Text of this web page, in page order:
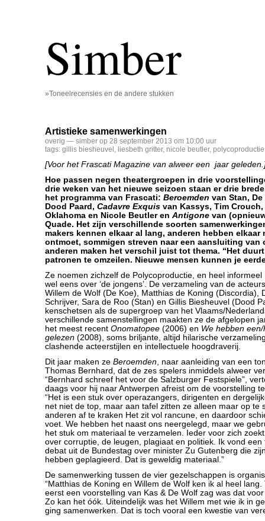
Simber
»Toneelrecensies en de andere stukken
Artistieke samenwerkingen
overig — simber op 28 september 2013 om 10:00 uur
tags: gillis biesheuvel , liesbeth gritter, nicole beutler, polycoproductie
[Voor het Frascati Magazine van alweer een jaar
Hoe passen negen theatergroepen in drie
drie weken van het nieuwe seizoen staan er drie
het programma van Frascati: Beroemden van Stan,
Dood Paard, Cadavre Exquis van Kassys, Tim
Oklahoma en Nicole Beutler en Antigone van
Quade. Het zijn verschillende soorten
makers kennen elkaar al lang, anderen hebben elkaar
ontmoet, sommigen streven naar een aansluiting van
anderen maken het verschil juist tot thema. “Het
patronen te omzeilen. Nieuwe mensen kunnen je
Ze noemen zichzelf de Polycoproductie, en heel
wel eens over ‘de jongens’. De verzameling van de
Willem de Wolf (De Koe), Matthias de Koning (Discordia),
Schrijver, Sara de Roo (Stan) en Gillis Biesheuvel (Dood
kenschetsen als de supergroep van het Vlaams/
verschillende samenstellingen maakten ze de afgelopen
het meest recent Onomatopee (2006) en We hebben
gelezen (2008), soms briljante, altijd hilarische
clashende acteerstijlen en intellectuele hoogdraverij.
Dit jaar maken ze Beroemden, naar aanleiding van een
Thomas Bernhard, dat de zes spelers inmiddels alweer
“Bernhard schreef het voor de Salzburger Festspiele”,
daags voor hij naar Antwerpen afreist om de voorstelling
“Het is een stuk over operazangers, dirigenten en
net niet de top, maar aan tafel zitten ze alleen maar op te
anderen af te kraken Het zit vol rancune, en daardoor
voet. We hebben het naast ons neergelegd, maar we
het stuk om materiaal te verzamelen. Ieder voor zich
over corruptie, de leugen, plagiaat en politiek. Ik vond
debat uit de Bundestag over minister Zu Gutenberg die
hebben geplagieerd. Dat is geweldig materiaal.”
De samenwerking tussen de vier gezelschappen is
“Matthias de Koning en Willem de Wolf ken ik al heel lang.
eerst een voorstelling van Kas & De Wolf zag was dat
Zo kan het óók. Uiteindelijk was het Willem met wie ik in
ging samenwerken. Dat is toch vooral een kwestie van